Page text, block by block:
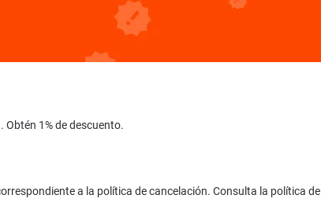
Obtén 1% de descuento.
a la política de cancelación. Consulta la política de